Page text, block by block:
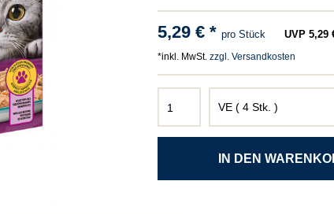
5,29 € * pro Stück UVP 5,29
*inkl. MwSt. zzgl. Versandkosten